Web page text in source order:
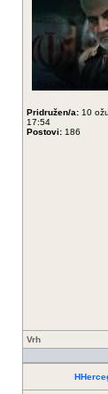
Pridružen/a: 10
17:54
Postovi: 186
Vrh